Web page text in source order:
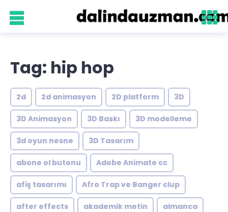
Tag: hip hop
2d 2d animasyon 2D platform 3D
3D Animasyon 3D Baskı 3D modelleme
3d oyun nesne 3D Tasarım
abone ol butonu Adobe Animate cc
afiş tasarımı Afro Trap ve Banger clup
after effects akademik metin almanca